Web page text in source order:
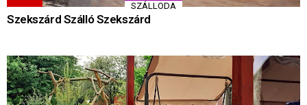
SZÁLLODA
Szekszárd Szálló Szekszárd